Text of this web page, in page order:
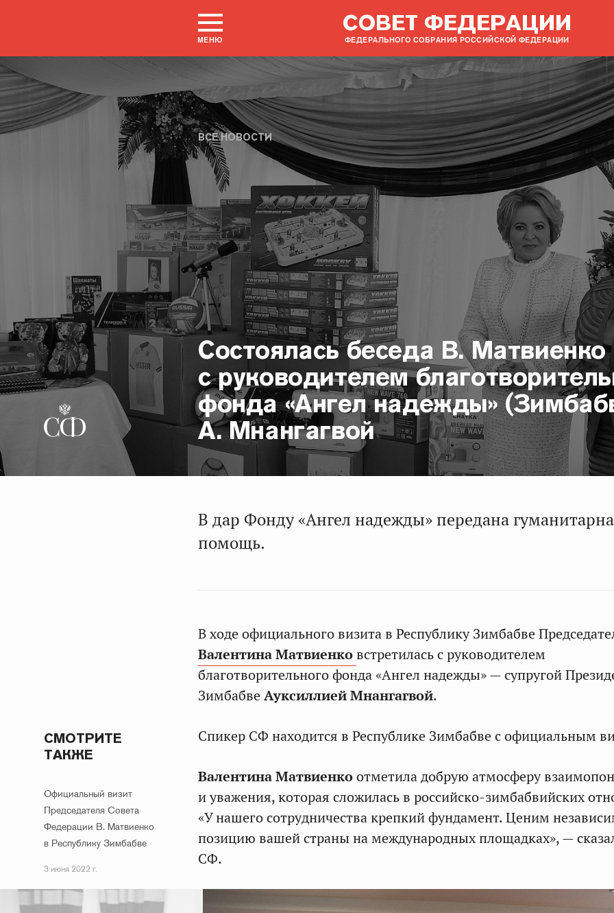
МЕНЮ
СОВЕТ ФЕДЕРАЦИИ
ФЕДЕРАЛЬНОГО СОБРАНИЯ РОССИЙСКОЙ ФЕДЕРАЦИИ
ВСЕ НОВОСТИ
Состоялась беседа В. Матвиенко
с руководителем
фонда «Ангел надежды»
А. Мнангагвой
В дар Фонду «Ангел надежды» передана
помощь.
В ходе официального визита в Республику Зимбабве
Валентина Матвиенковстретилась с руководителем
благотворительного фонда «Ангел надежды» — супругой
Зимбабве Ауксиллией Мнангагвой.
СМОТРИТЕ
ТАКЖЕ
Официальный визит
Председателя Совета
Федерации В. Матвиенко
в Республику Зимбабве
3 июня 2022 г.
Спикер СФ находится в Республике Зимбабве с официальным
Валентина Матвиенкоотметила добрую атмосферу
и уважения, которая сложилась в российско-зимбабвийских
«У нашего сотрудничества крепкий фундамент. Ценим
позицию вашей страны на международных площадках», —
СФ.